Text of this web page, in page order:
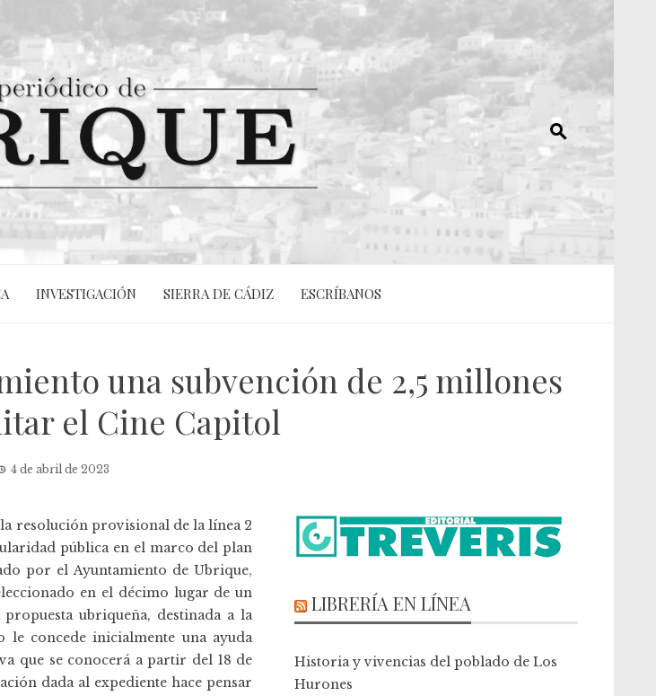
INVESTIGACIÓN SIERRA DE CÁDIZ ESCRÍBANOS
una subvención de 2,5 millones
el Cine Capitol
4 de abril de 2023
resolución provisional de la línea 2
pública en el marco del plan
por el Ayuntamiento de Ubrique,
en el décimo lugar de un
ubriqueña, destinada a la
concede inicialmente una ayuda
que se conocerá a partir del 18 de
dada al expediente hace pensar
LIBRERÍA EN LÍNEA
Historia y vivencias del poblado de Los
Hurones